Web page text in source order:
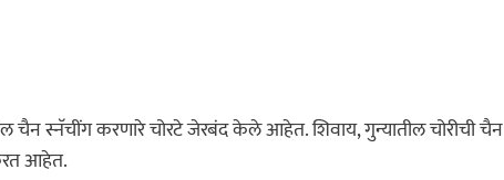
चैन स्नॅचींग करणारे चोरटे जेरबंद केले आहेत. शिवाय, गुन्यातील चोरीची चैन
आहेत.